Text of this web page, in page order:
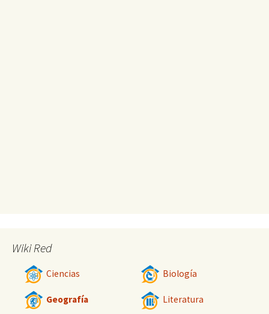
Wiki Red
Ciencias Biología
Geografía Literatura